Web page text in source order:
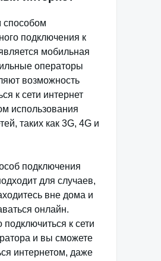
подключения к
мобильная
операторы
возможность
к сети интернет
использования
таких как 3G, 4G и
подключения
для случаев,
вне дома и
онлайн.
подключиться к сети
и вы сможете
интернетом, даже